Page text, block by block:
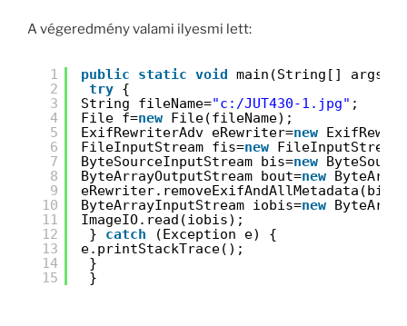
A végeredmény valami ilyesmi lett:
1
2
3
4
5
6
7
8
9
10
11
12
13
14
15
public static void
main(String[] args) {
try {
String fileName="c:/JUT430-1.jpg" ;
File f=new
File(fileName);
ExifRewriterAdv eRewriter=new
FileInputStream fis=new
ByteSourceInputStream bis=new
ByteArrayOutputStream bout=new
ByteArrayInputStream iobis=new
ImageIO.read(iobis);
} catch
(Exception e) {
e.printStackTrace();
}
}